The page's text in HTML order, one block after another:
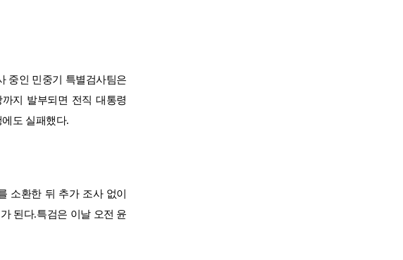
중인 민중기 특별검사팀은
지 발부되면 전직 대통령
도 실패했다.
소환한 뒤 추가 조사 없이
된다.특검은 이날 오전 윤